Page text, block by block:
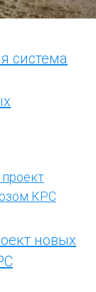
система
новых